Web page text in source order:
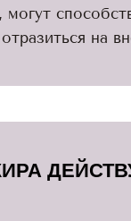
могут
на